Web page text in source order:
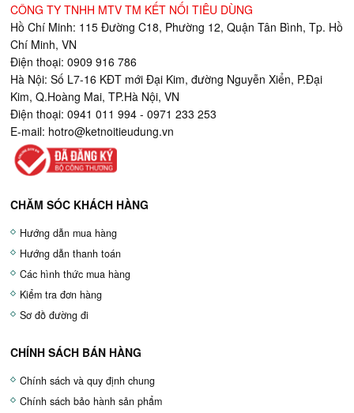
CÔNG TY TNHH MTV TM KẾT NỐI TIÊU DÙNG
Hồ Chí Minh: 115 Đường C18, Phường 12, Quận Tân Bình, Tp. Hồ
Chí Minh, VN
Điện thoại: 0909 916 786
Hà Nội: Số L7-16 KĐT mới Đại Kim, đường Nguyễn Xiển, P.Đại
Kim, Q.Hoàng Mai, TP.Hà Nội, VN
Điện thoại: 0941 011 994 - 0971 233 253
E-mail: hotro@ketnoitieudung.vn
CHĂM SÓC KHÁCH HÀNG
Hướng dẫn mua hàng
Hướng dẫn thanh toán
Các hình thức mua hàng
Kiểm tra đơn hàng
Sơ đồ đường đi
CHÍNH SÁCH BÁN HÀNG
Chính sách và quy định chung
Chính sách bảo hành sản phẩm